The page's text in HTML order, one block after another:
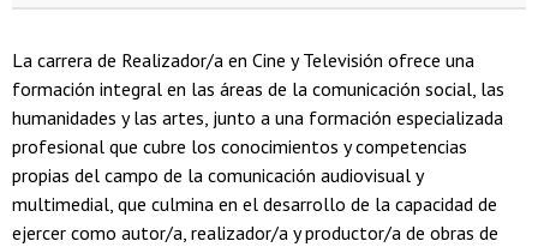
La carrera de Realizador/a en Cine y Televisión ofrece una
formación integral en las áreas de la comunicación social, las
humanidades y las artes, junto a una formación especializada
profesional que cubre los conocimientos y competencias
propias del campo de la comunicación audiovisual y
multimedial, que culmina en el desarrollo de la capacidad de
ejercer como autor/a, realizador/a y productor/a de obras de